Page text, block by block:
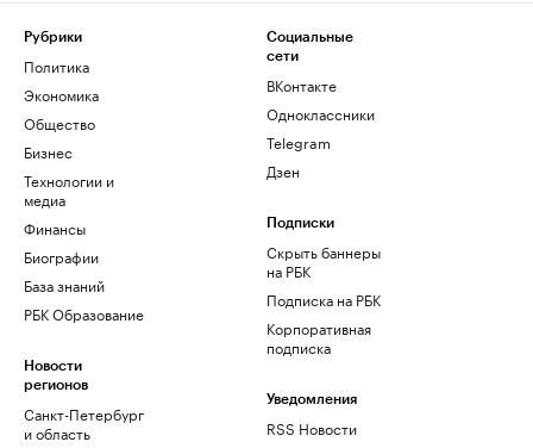
Рубрики
Политика
Экономика
Общество
Бизнес
Технологии и
медиа
Финансы
Биографии
База знаний
РБК Образование
Новости
регионов
Санкт-Петербург
и область
Социальные
сети
ВКонтакте
Одноклассники
Telegram
Дзен
Подписки
Скрыть баннеры
на РБК
Подписка на РБК
Корпоративная
подписка
Уведомления
RSS Новости